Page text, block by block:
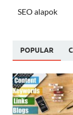
SEO alapok
POPULAR